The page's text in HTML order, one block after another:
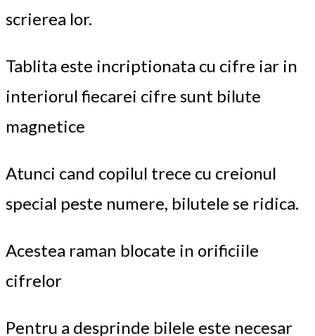
scrierea lor.
Tablita este incriptionata cu cifre iar in
interiorul fiecarei cifre sunt bilute
magnetice
Atunci cand copilul trece cu creionul
special peste numere, bilutele se ridica.
Acestea raman blocate in orificiile
cifrelor
Pentru a desprinde bilele este necesar